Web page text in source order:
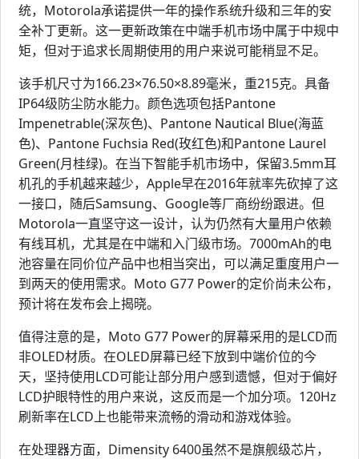
统，Motorola承诺提供一年的操作系统升级和三年的安
全补丁更新。这一更新政策在中端手机市场中属于中规中
矩，但对于追求长周期使用的用户来说可能稍显不足。
该手机尺寸为166.23×76.50×8.89毫米，重215克。具备
IP64级防尘防水能力。颜色选项包括Pantone
Impenetrable(深灰色)、Pantone Nautical Blue(海蓝
色)、Pantone Fuchsia Red(玫红色)和Pantone Laurel
Green(月桂绿)。在当下智能手机市场中，保留3.5mm耳
机孔的手机越来越少，Apple早在2016年就率先砍掉了这
一接口，随后Samsung、Google等厂商纷纷跟进。但
Motorola一直坚守这一设计，认为仍然有大量用户依赖
有线耳机，尤其是在中端和入门级市场。7000mAh的电
池容量在同价位产品中也相当突出，可以满足重度用户一
到两天的使用需求。Moto G77 Power的定价尚未公布，
预计将在发布会上揭晓。
值得注意的是，Moto G77 Power的屏幕采用的是LCD而
非OLED材质。在OLED屏幕已经下放到中端价位的今
天，坚持使用LCD可能让部分用户感到遗憾，但对于偏好
LCD护眼特性的用户来说，这反而是一个加分项。120Hz
刷新率在LCD上也能带来流畅的滑动和游戏体验。
在处理器方面，Dimensity 6400虽然不是旗舰级芯片，